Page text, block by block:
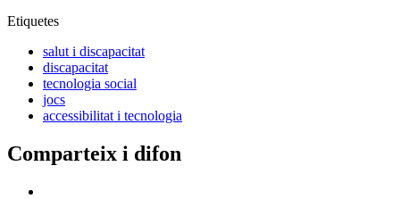
Etiquetes
salut i discapacitat
discapacitat
tecnologia social
jocs
accessibilitat i tecnologia
Comparteix i difon